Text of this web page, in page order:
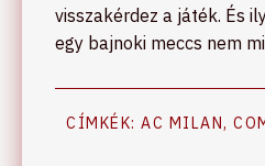
visszakérdez a játék. És
egy bajnoki meccs nem
CÍMKÉK: AC MILAN,